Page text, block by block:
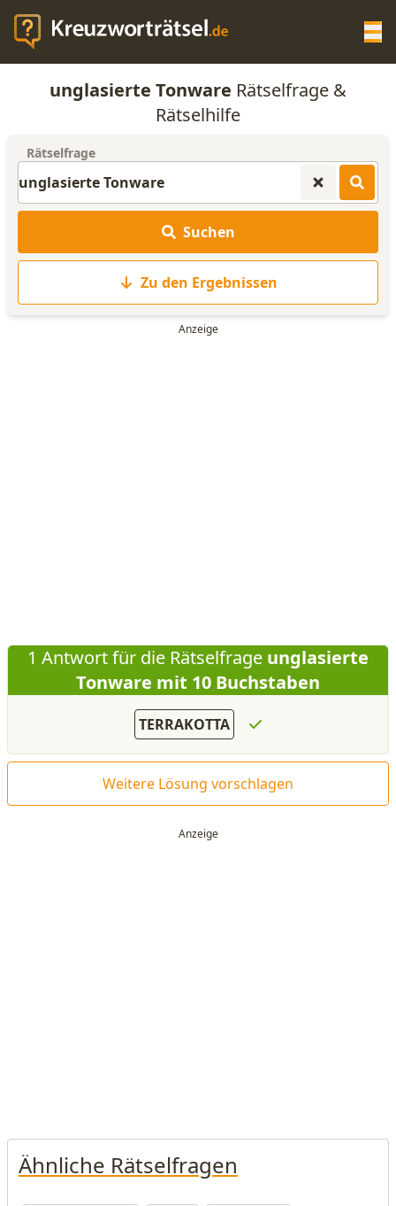
KREUZWORTRÄTSEL-HILFE
ANAGRAMM-GENERATOR
WORTLISTE
unglasierte Tonware Rätselfrage &
Rätselhilfe
Rätselfrage
Suchen
Zu den Ergebnissen
1 Antwort für die Rätselfrage unglasierte
Tonware mit 10 Buchstaben
TERRAKOTTA
Weitere Lösung vorschlagen
Ähnliche Rätselfragen